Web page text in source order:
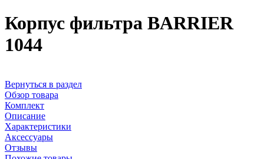
Корпус фильтра BARRIER
1044
Вернуться в раздел
Обзор товара
Комплект
Описание
Характеристики
Аксессуары
Отзывы